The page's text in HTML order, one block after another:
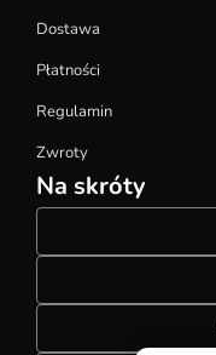
Dostawa
Płatności
Regulamin
Zwroty
Na skróty